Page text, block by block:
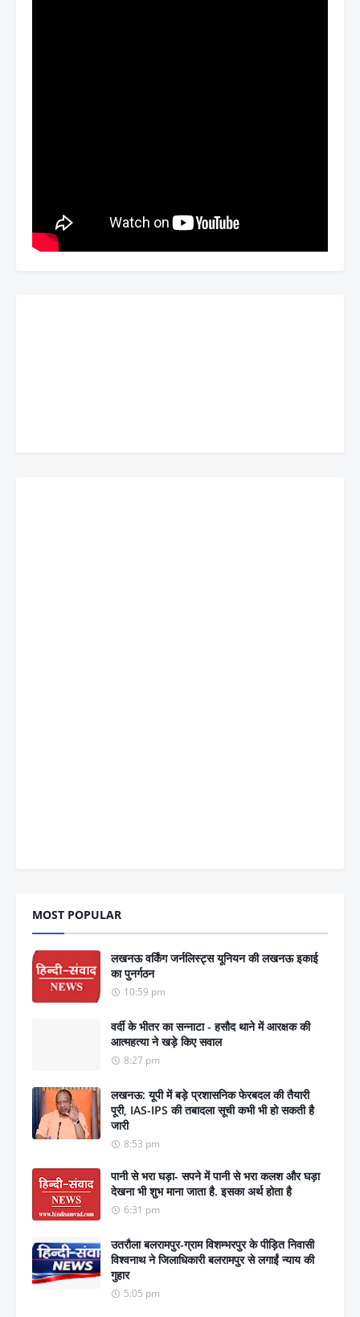
MOST POPULAR
लखनऊ वर्किंग जर्नलिस्ट्स यूनियन की लखनऊ इकाई
का पुनर्गठन
10:59 pm
वर्दी के भीतर का सन्नाटा - हसौद थाने में आरक्षक की
आत्महत्या ने खड़े किए सवाल
8:27 pm
लखनऊ: यूपी में बड़े प्रशासनिक फेरबदल की तैयारी
पूरी, IAS-IPS की तबादला सूची कभी भी हो सकती है
जारी
8:53 pm
पानी से भरा घड़ा- सपने में पानी से भरा कलश और घड़ा
देखना भी शुभ माना जाता है. इसका अर्थ होता है
6:31 pm
उतरौला बलरामपुर-ग्राम विशम्भरपुर के पीड़ित निवासी
विश्वनाथ ने जिलाधिकारी बलरामपुर से लगाईं न्याय की
गुहार
5:05 pm